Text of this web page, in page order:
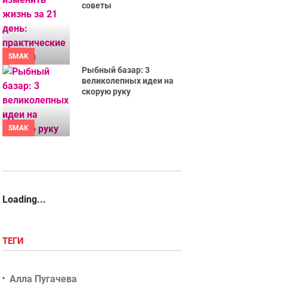
SMAK
советы
SMAK
Рыбный базар: 3
великолепных идеи на
скорую руку
Loading...
ТЕГИ
Алла Пугачева